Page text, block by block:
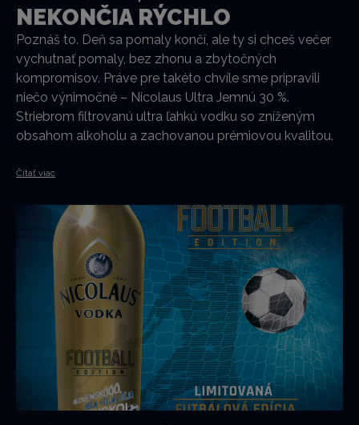
NEKONČIA RÝCHLO
Poznáš to. Deň sa pomaly končí, ale ty si chceš večer
vychutnať pomaly, bez zhonu a zbytočných
kompromisov. Práve pre takéto chvíle sme pripravili
niečo výnimočné – Nicolaus Ultra Jemnú 30 %.
Striebrom filtrovanú ultra ľahkú vodku so zníženým
obsahom alkoholu a zachovanou prémiovou kvalitou.
Čítať viac